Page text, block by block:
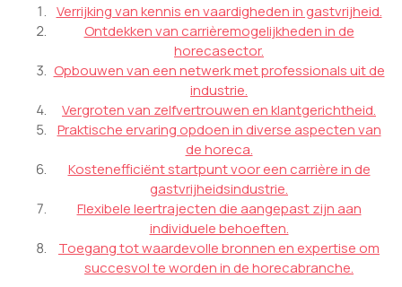
Verrijking van kennis en vaardigheden in gastvrijheid.
Ontdekken van carrièremogelijkheden in de
horecasector.
Opbouwen van een netwerk met professionals uit de
industrie.
Vergroten van zelfvertrouwen en klantgerichtheid.
Praktische ervaring opdoen in diverse aspecten van
de horeca.
Kostenefficiënt startpunt voor een carrière in de
gastvrijheidsindustrie.
Flexibele leertrajecten die aangepast zijn aan
individuele behoeften.
Toegang tot waardevolle bronnen en expertise om
succesvol te worden in de horecabranche.